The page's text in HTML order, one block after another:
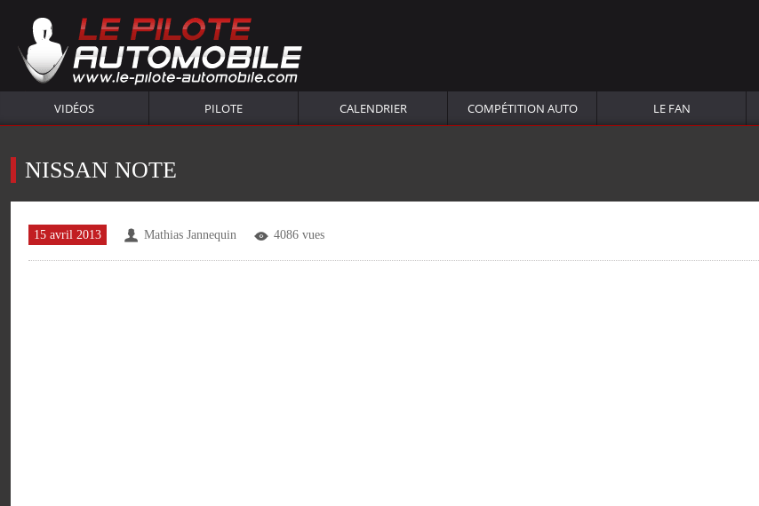
VIDÉOS PILOTE CALENDRIER COMPÉTITION AUTO LE FAN
NISSAN NOTE
15 avril 2013 Mathias Jannequin 4086 vues